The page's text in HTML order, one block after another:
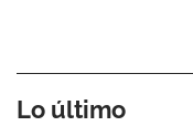
Lo último